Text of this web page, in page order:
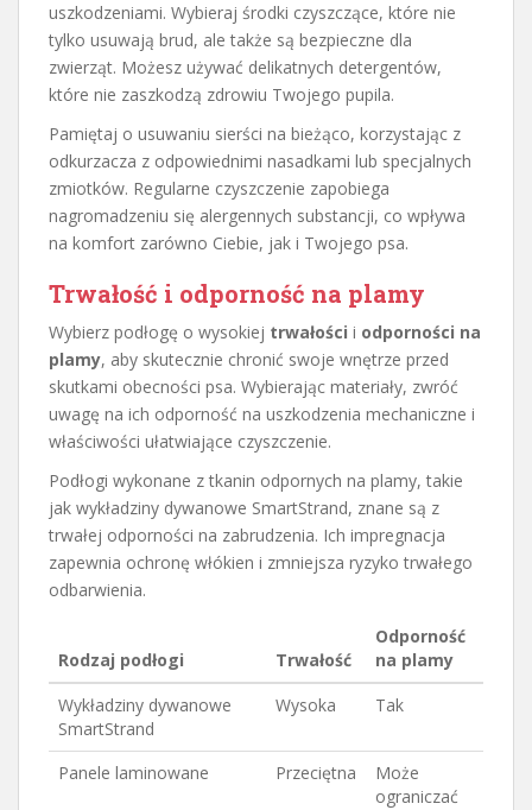
uszkodzeniami. Wybieraj środki czyszczące, które nie
tylko usuwają brud, ale także są bezpieczne dla
zwierząt. Możesz używać delikatnych detergentów,
które nie zaszkodzą zdrowiu Twojego pupila.
Pamiętaj o usuwaniu sierści na bieżąco, korzystając z
odkurzacza z odpowiednimi nasadkami lub specjalnych
zmiotków. Regularne czyszczenie zapobiega
nagromadzeniu się alergennych substancji, co wpływa
na komfort zarówno Ciebie, jak i Twojego psa.
Trwałość i odporność na plamy
Wybierz podłogę o wysokiej trwałości i odporności na
plamy, aby skutecznie chronić swoje wnętrze przed
skutkami obecności psa. Wybierając materiały, zwróć
uwagę na ich odporność na uszkodzenia mechaniczne i
właściwości ułatwiające czyszczenie.
Podłogi wykonane z tkanin odpornych na plamy, takie
jak wykładziny dywanowe SmartStrand, znane są z
trwałej odporności na zabrudzenia. Ich impregnacja
zapewnia ochronę włókien i zmniejsza ryzyko trwałego
odbarwienia.
Rodzaj podłogi Trwałość
Odporność
na plamy
Wykładziny dywanowe
SmartStrand
Wysoka Tak
Panele laminowane Przeciętna
Może
ograniczać